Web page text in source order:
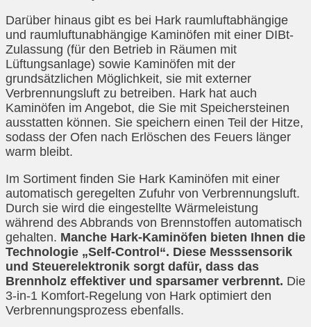
Darüber hinaus gibt es bei Hark raumluftabhängige
und raumluftunabhängige Kaminöfen mit einer DIBt-
Zulassung (für den Betrieb in Räumen mit
Lüftungsanlage) sowie Kaminöfen mit der
grundsätzlichen Möglichkeit, sie mit externer
Verbrennungsluft zu betreiben. Hark hat auch
Kaminöfen im Angebot, die Sie mit Speichersteinen
ausstatten können. Sie speichern einen Teil der Hitze,
sodass der Ofen nach Erlöschen des Feuers länger
warm bleibt.
Im Sortiment finden Sie Hark Kaminöfen mit einer
automatisch geregelten Zufuhr von Verbrennungsluft.
Durch sie wird die eingestellte Wärmeleistung
während des Abbrands von Brennstoffen automatisch
gehalten. Manche Hark-Kaminöfen bieten Ihnen die
Technologie „Self-Control“. Diese Messsensorik
und Steuerelektronik sorgt dafür, dass das
Brennholz effektiver und sparsamer verbrennt. Die
3-in-1 Komfort-Regelung von Hark optimiert den
Verbrennungsprozess ebenfalls.